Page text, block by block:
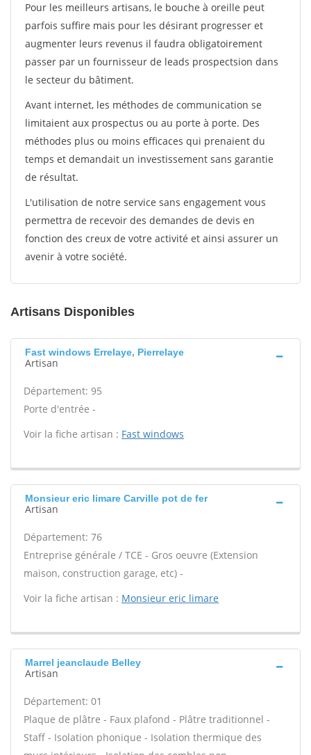
Pour les meilleurs artisans, le bouche à oreille peut
parfois suffire mais pour les désirant progresser et
augmenter leurs revenus il faudra obligatoirement
passer par un fournisseur de leads prospectsion dans
le secteur du bâtiment.
Avant internet, les méthodes de communication se
limitaient aux prospectus ou au porte à porte. Des
méthodes plus ou moins efficaces qui prenaient du
temps et demandait un investissement sans garantie
de résultat.
L'utilisation de notre service sans engagement vous
permettra de recevoir des demandes de devis en
fonction des creux de votre activité et ainsi assurer un
avenir à votre société.
Artisans Disponibles
Fast windows Errelaye, Pierrelaye
Artisan
Département: 95
Porte d'entrée -
Voir la fiche artisan : Fast windows
Monsieur eric limare Carville pot de fer
Artisan
Département: 76
Entreprise générale / TCE - Gros oeuvre (Extension
maison, construction garage, etc) -
Voir la fiche artisan : Monsieur eric limare
Marrel jeanclaude Belley
Artisan
Département: 01
Plaque de plâtre - Faux plafond - Plâtre traditionnel -
Staff - Isolation phonique - Isolation thermique des